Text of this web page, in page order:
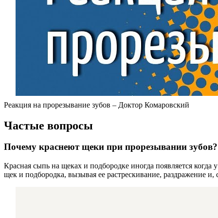
Реакция на прорезывание зубов – Доктор Комаровский
Частые вопросы
Почему краснеют щеки при прорезывании зубов?
Красная сыпь на щеках и подбородке иногда появляется
щек и подбородка, вызывая ее растрескивание, раздражение и,